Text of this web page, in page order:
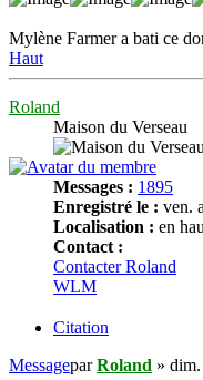
Mylène Farmer a bati ce
Haut
Roland
Maison du Verseau
Messages : 1895
Enregistré le : ven.
Localisation : en
Contact :
Contacter Roland
WLM
Citation
MessageparRoland »